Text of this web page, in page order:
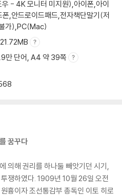
- 4K 모니터 미지원),아이폰,아이
폰,안드로이드패드,전자책단말기(저
가),PC(Mac)
만 단어, A4 약 39쪽
꿈꾸다
의해 권리를 하나둘 빼앗기던 시기,
쟁하였다. 1909년 10월 26일 오전
흉이자 조선통감부 총독인 이토 히로